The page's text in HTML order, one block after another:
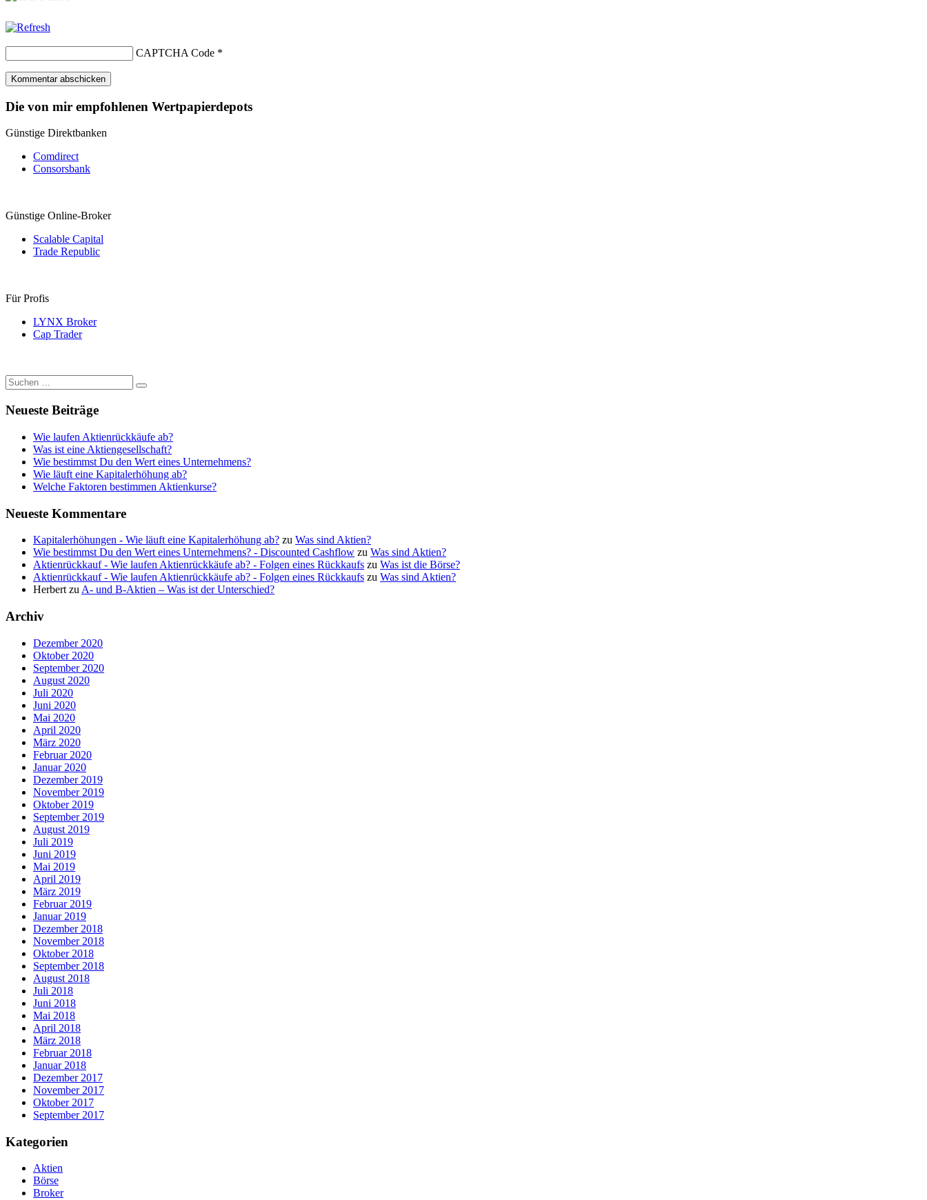
CAPTCHA Code *
Die von mir empfohlenen Wertpapierdepots
Günstige Direktbanken
Comdirect
Consorsbank
Günstige Online-Broker
Scalable Capital
Trade Republic
Für Profis
LYNX Broker
Cap Trader
Suchen
nach:
Suchen
Neueste Beiträge
Wie laufen Aktienrückkäufe ab?
Was ist eine Aktiengesellschaft?
Wie bestimmst Du den Wert eines Unternehmens?
Wie läuft eine Kapitalerhöhung ab?
Welche Faktoren bestimmen Aktienkurse?
Neueste Kommentare
Kapitalerhöhungen - Wie läuft eine Kapitalerhöhung ab? zu Was sind Aktien?
Wie bestimmst Du den Wert eines Unternehmens? - Discounted Cashflow zu Was sind Aktien?
Aktienrückkauf - Wie laufen Aktienrückkäufe ab? - Folgen eines Rückkaufs zu Was ist die Börse?
Aktienrückkauf - Wie laufen Aktienrückkäufe ab? - Folgen eines Rückkaufs zu Was sind Aktien?
Herbert zu A- und B-Aktien – Was ist der Unterschied?
Archiv
Dezember 2020
Oktober 2020
September 2020
August 2020
Juli 2020
Juni 2020
Mai 2020
April 2020
März 2020
Februar 2020
Januar 2020
Dezember 2019
November 2019
Oktober 2019
September 2019
August 2019
Juli 2019
Juni 2019
Mai 2019
April 2019
März 2019
Februar 2019
Januar 2019
Dezember 2018
November 2018
Oktober 2018
September 2018
August 2018
Juli 2018
Juni 2018
Mai 2018
April 2018
März 2018
Februar 2018
Januar 2018
Dezember 2017
November 2017
Oktober 2017
September 2017
Kategorien
Aktien
Börse
Broker